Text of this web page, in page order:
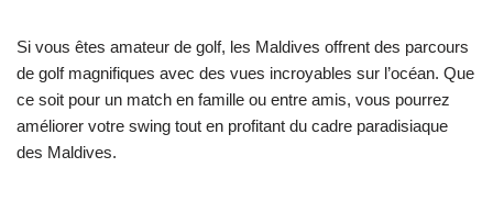
Si vous êtes amateur de golf, les Maldives offrent des parcours
de golf magnifiques avec des vues incroyables sur l’océan. Que
ce soit pour un match en famille ou entre amis, vous pourrez
améliorer votre swing tout en profitant du cadre paradisiaque
des Maldives.